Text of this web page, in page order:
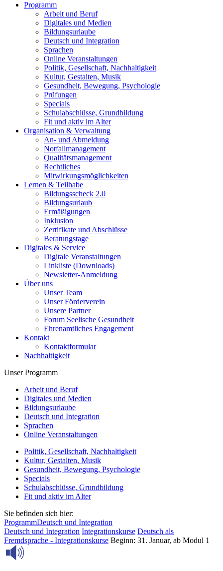
Programm
Arbeit und Beruf
Digitales und Medien
Bildungsurlaube
Deutsch und Integration
Sprachen
Online Veranstaltungen
Politik, Gesellschaft, Nachhaltigkeit
Kultur, Gestalten, Musik
Gesundheit, Bewegung, Psychologie
Prüfungen
Specials
Schulabschlüsse, Grundbildung
Fit und aktiv im Alter
Organisation & Verwaltung
An- und Abmeldung
Notfallmanagement
Qualitätsmanagement
Rechtliches
Mitwirkungsmöglichkeiten
Lernen & Teilhabe
Bildungsscheck 2.0
Bildungsurlaub
Ermäßigungen
Inklusion
Zertifikate und Abschlüsse
Beratungstage
Digitales & Service
Digitale Veranstaltungen
Linkliste (Downloads)
Newsletter-Anmeldung
Über uns
Unser Team
Unser Förderverein
Unsere Partner
Forum Seelische Gesundheit
Ehrenamtliches Engagement
Kontakt
Kontaktformular
Nachhaltigkeit
Unser Programm
Arbeit und Beruf
Digitales und Medien
Bildungsurlaube
Deutsch und Integration
Sprachen
Online Veranstaltungen
Politik, Gesellschaft, Nachhaltigkeit
Kultur, Gestalten, Musik
Gesundheit, Bewegung, Psychologie
Specials
Schulabschlüsse, Grundbildung
Fit und aktiv im Alter
Sie befinden sich hier:
ProgrammDeutsch und Integration
Deutsch und Integration Integrationskurse Deutsch als
Fremdsprache - Integrationskurse Beginn: 31. Januar, ab Modul 1